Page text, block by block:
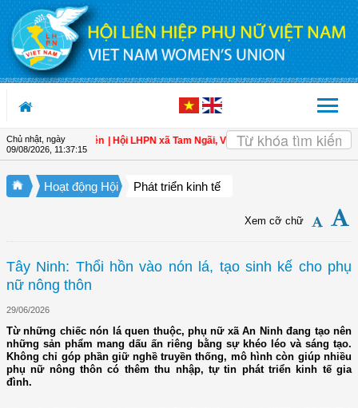
Truy cập nội dung luôn
Chủ nhật, ngày
09/08/2026, 11:37:16
cho hội viên | Hội LHPN xã Tam Ngãi, Vĩnh Long sơ kết công tác Hội và
Hoạt động Hội Phát triển kinh tế
Xem cỡ chữ
Tây Ninh: Thổi hồn vào nón lá, tạo sinh kế cho phụ
nữ nông thôn
29/06/2026
Từ những chiếc nón lá quen thuộc, phụ nữ xã An Ninh đang tạo nên
những sản phẩm mang dấu ấn riêng bằng sự khéo léo và sáng tạo.
Không chỉ góp phần giữ nghề truyền thống, mô hình còn giúp nhiều
phụ nữ nông thôn có thêm thu nhập, tự tin phát triển kinh tế gia
đình.